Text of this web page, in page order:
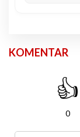
KOMENTAR
👍
0